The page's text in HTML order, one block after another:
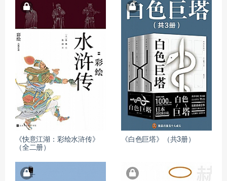
《快意江湖：彩绘水浒传》
（全二册）
《白色巨塔》（共3册）